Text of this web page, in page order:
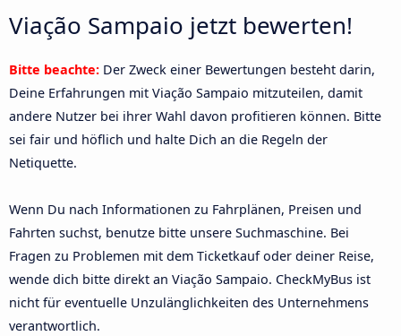
Viação Sampaio jetzt bewerten!
Bitte beachte: Der Zweck einer Bewertungen besteht darin,
Deine Erfahrungen mit Viação Sampaio mitzuteilen, damit
andere Nutzer bei ihrer Wahl davon profitieren können. Bitte
sei fair und höflich und halte Dich an die Regeln der
Netiquette.
Wenn Du nach Informationen zu Fahrplänen, Preisen und
Fahrten suchst, benutze bitte unsere Suchmaschine. Bei
Fragen zu Problemen mit dem Ticketkauf oder deiner Reise,
wende dich bitte direkt an Viação Sampaio. CheckMyBus ist
nicht für eventuelle Unzulänglichkeiten des Unternehmens
verantwortlich.